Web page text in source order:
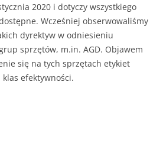
2020 i dotyczy wszystkiego
Wcześniej obserwowaliśmy
dyrektyw w odniesieniu
sprzętów, m.in. AGD. Objawem
się na tych sprzętach etykiet
efektywności.